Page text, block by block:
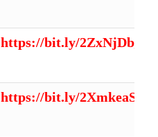
https://bit.ly/
https://bit.ly/